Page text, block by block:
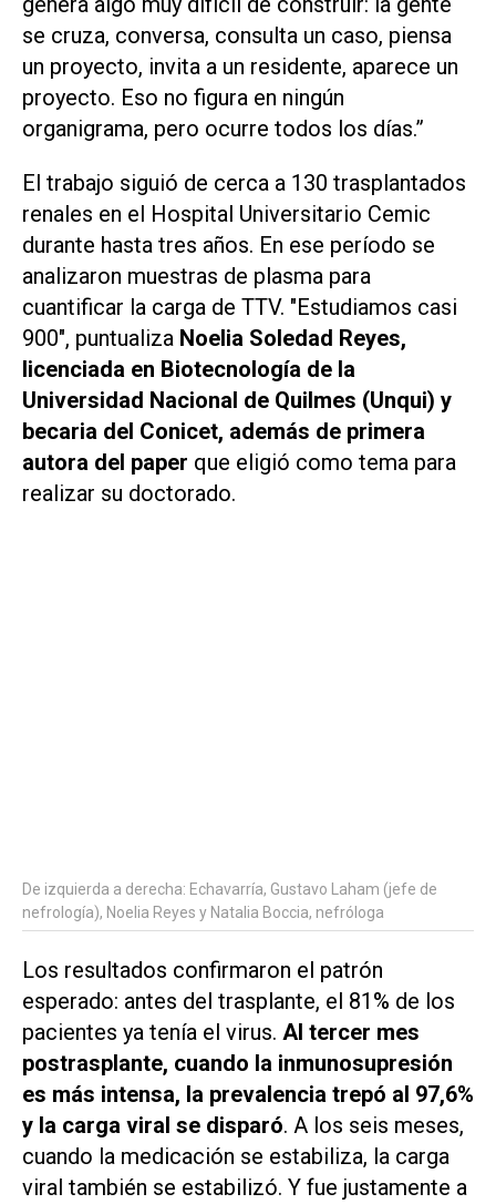
se cruza, conversa, consulta un caso, piensa
un proyecto, invita a un residente, aparece un
proyecto. Eso no figura en ningún
organigrama, pero ocurre todos los días.”
El trabajo siguió de cerca a 130 trasplantados
renales en el Hospital Universitario Cemic
durante hasta tres años. En ese período se
analizaron muestras de plasma para
cuantificar la carga de TTV. "Estudiamos casi
900", puntualiza Noelia Soledad Reyes,
licenciada en Biotecnología de la
Universidad Nacional de Quilmes (Unqui) y
becaria del Conicet, además de primera
autora del paper que eligió como tema para
realizar su doctorado.
De izquierda a derecha: Echavarría, Gustavo Laham (jefe de
nefrología), Noelia Reyes y Natalia Boccia, nefróloga
Los resultados confirmaron el patrón
esperado: antes del trasplante, el 81% de los
pacientes ya tenía el virus. Al tercer mes
postrasplante, cuando la inmunosupresión
es más intensa, la prevalencia trepó al 97,6%
y la carga viral se disparó. A los seis meses,
cuando la medicación se estabiliza, la carga
viral también se estabilizó. Y fue justamente a